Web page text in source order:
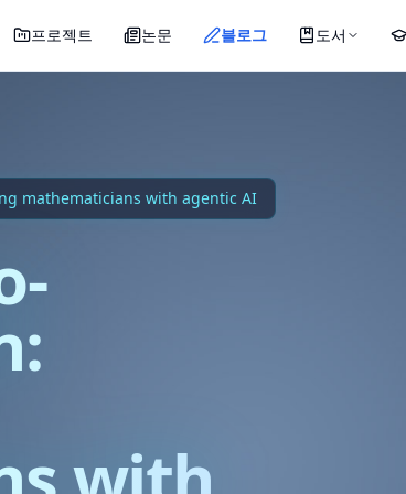
프로젝트 논문 블로그 도서
mathematicians with agentic AI